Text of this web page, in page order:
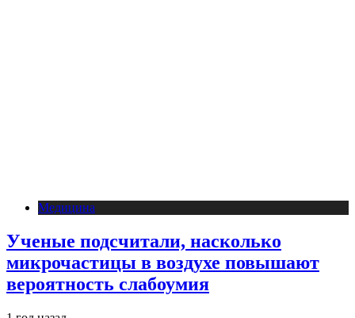
Медицина
Ученые подсчитали, насколько
микрочастицы в воздухе повышают
вероятность слабоумия